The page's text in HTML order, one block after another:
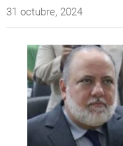
31 octubre, 2024